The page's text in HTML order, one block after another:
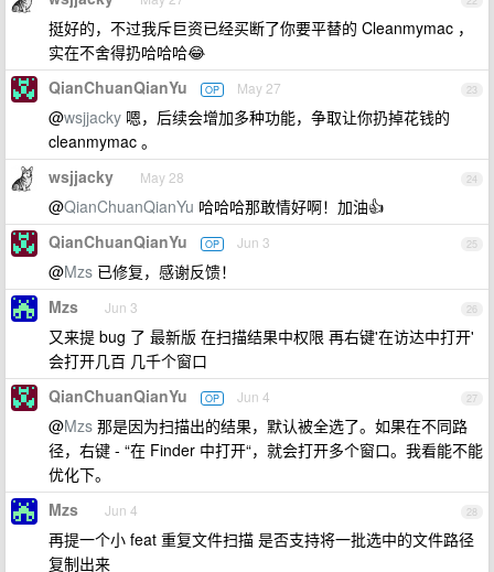
挺好的，不过我斥巨资已经买断了你要平替的 Cleanmymac ，
实在不舍得扔哈哈哈😂
23
QianChuanQianYu OP May 27
@wsjjacky 嗯，后续会增加多种功能，争取让你扔掉花钱的
cleanmymac 。
24
wsjjacky May 28
@QianChuanQianYu 哈哈哈那敢情好啊！加油👍
25
QianChuanQianYu OP Jun 3
@Mzs 已修复，感谢反馈！
26
Mzs Jun 3
又来提 bug 了 最新版 在扫描结果中权限 再右键'在访达中打开'
会打开几百 几千个窗口
27
QianChuanQianYu OP Jun 4
@Mzs 那是因为扫描出的结果，默认被全选了。如果在不同路
径，右键 - “在 Finder 中打开“，就会打开多个窗口。我看能不能
优化下。
28
Mzs Jun 4
再提一个小 feat 重复文件扫描 是否支持将一批选中的文件路径
复制出来